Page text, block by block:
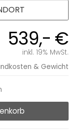
539,- €
inkl. 19% MwSt.
& Gewicht